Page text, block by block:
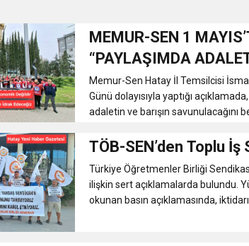
3:47 Belediye Başkanı İbrahim Gül, Cumhuriyet,
6:19 HBB BAŞKANI ÖNTÜRK’ÜN CUMHURİYET
17:36
1:00 İTSO İŞ-KUR SGK TOPLANTI DUYURUSU
21:40 CEYLANDERE’DE BAŞKAN EMRAH
MEMUR-SEN 1
“PAYLAŞIMDA
Memur-Sen Hatay İl Temsilcisi
Günü dolayısıyla yaptığı
adaletin ve barışın savunulacağını
TÖB-SEN’den Toplu
Türkiye Öğretmenler Birliği
ilişkin sert açıklamalarda bulundu.
okunan basın açıklamasında,